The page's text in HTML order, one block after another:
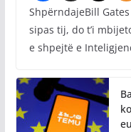
ShpërndajeBill
sipas tij, do t’i
e shpejtë e